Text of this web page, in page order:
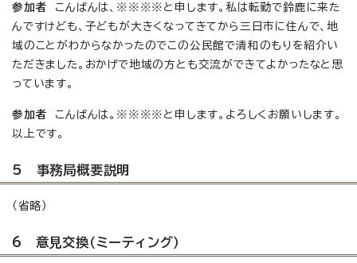
参加者
こんばんは、※※※※と申します。私は転勤で鈴鹿に来た
んですけども、子どもが大きくなってきてから三日市に住んで、地
域のことがわからなかったのでこの公民館で清和のもりを紹介い
ただきました。おかげで地域の方とも交流ができてよかったなと思
っています。
参加者
こんばんは。※※※※と申します。よろしくお願いします。
以上です。
5 事務局概要説明
（省略）
6 意見交換（ミーティング）